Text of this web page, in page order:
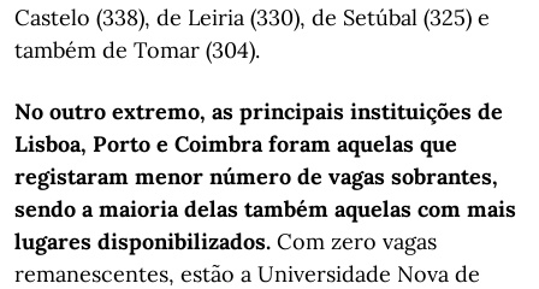
Castelo (338), de Leiria (330), de Setúbal (325) e
também de Tomar (304).
No outro extremo, as principais instituições de
Lisboa, Porto e Coimbra foram aquelas que
registaram menor número de vagas sobrantes,
sendo a maioria delas também aquelas com mais
lugares disponibilizados. Com zero vagas
remanescentes, estão a Universidade Nova de